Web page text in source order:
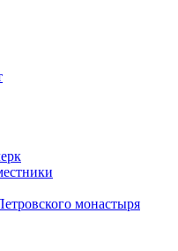
монастыря